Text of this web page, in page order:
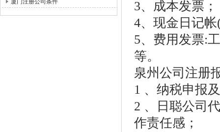
厦门注册公司条件
3、成本发票；
4、现金日记
5、费用发票:
等。
泉州公司注册
1 、纳税申报
2 、日聪公司
作责任感；